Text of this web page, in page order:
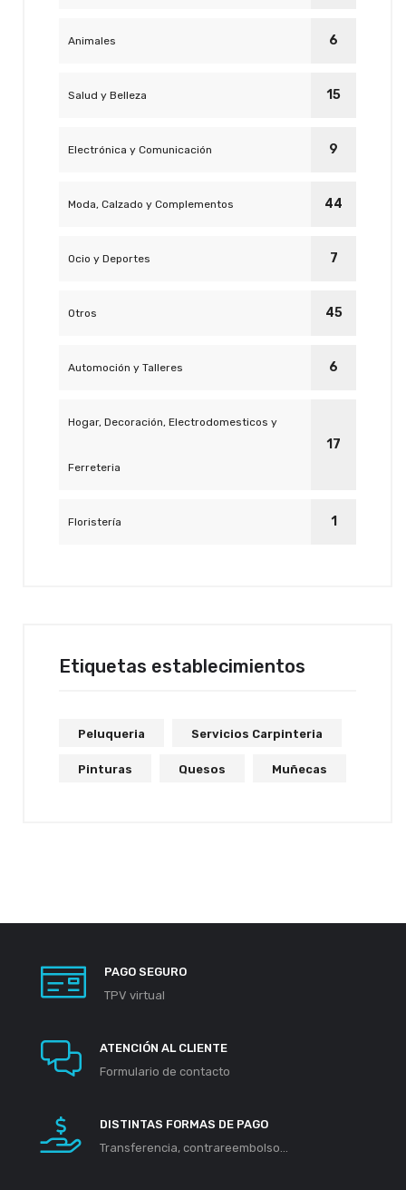
Animales 6
Salud y Belleza 15
Electrónica y Comunicación 9
Moda, Calzado y Complementos 44
Ocio y Deportes 7
Otros 45
Automoción y Talleres 6
Hogar, Decoración, Electrodomesticos y
Ferreteria
17
Floristería 1
Etiquetas establecimientos
Peluqueria Servicios Carpinteria
Pinturas Quesos Muñecas
PAGO SEGURO
TPV virtual
ATENCIÓN AL CLIENTE
Formulario de contacto
DISTINTAS FORMAS DE PAGO
Transferencia, contrareembolso...